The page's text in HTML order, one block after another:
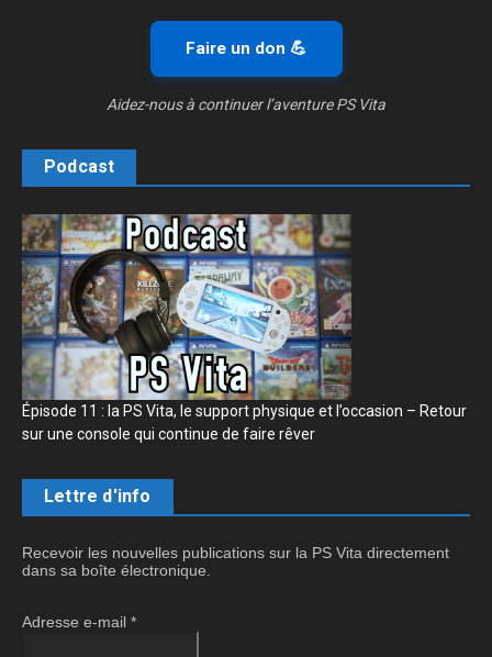
Faire un don 💪
Aidez-nous à continuer l’aventure PS Vita
Podcast
Épisode 11 : la PS Vita, le support physique et l’occasion – Retour
sur une console qui continue de faire rêver
Lettre d'info
Recevoir les nouvelles publications sur la PS Vita directement
dans sa boîte électronique.
Adresse e-mail *